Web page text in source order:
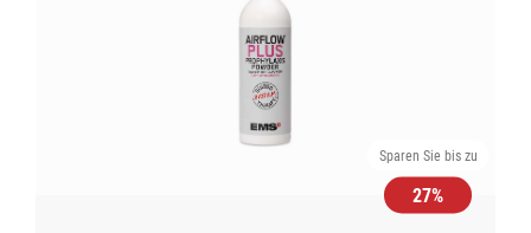
Sparen Sie bis zu
27%